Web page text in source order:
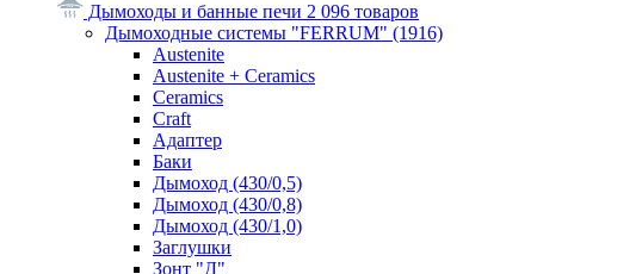
Дымоходы и банные печи 2 096 товаров
Дымоходные системы "FERRUM" (1916)
Austenite
Austenite + Ceramics
Ceramics
Craft
Адаптер
Баки
Дымоход (430/0,5)
Дымоход (430/0,8)
Дымоход (430/1,0)
Заглушки
Зонт "Д"